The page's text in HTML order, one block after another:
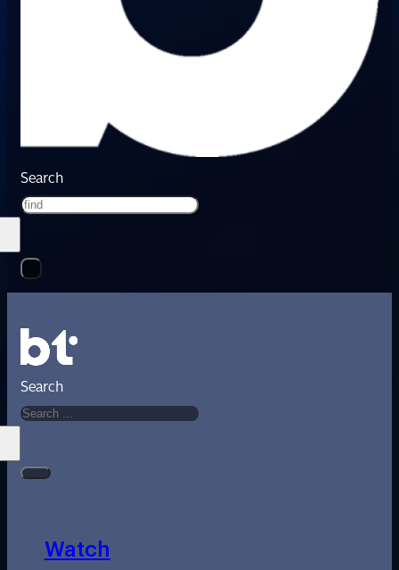
Search
Search
Watch